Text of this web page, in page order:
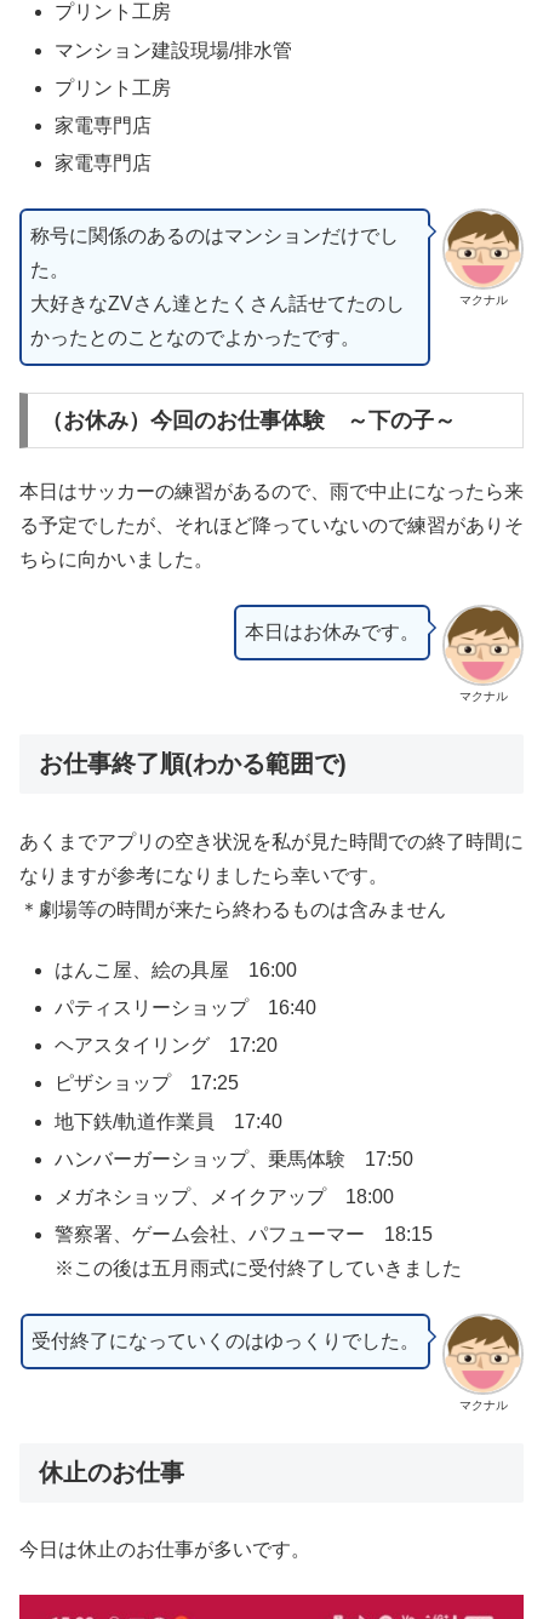
プリント工房
マンション建設現場/排水管
プリント工房
家電専門店
家電専門店
マクナル
称号に関係のあるのはマンションだけでし
た。
大好きなZVさん達とたくさん話せてたのし
かったとのことなのでよかったです。
（お休み）今回のお仕事体験 ～下の子～
本日はサッカーの練習があるので、雨で中止になったら来
る予定でしたが、それほど降っていないので練習がありそ
ちらに向かいました。
マクナル
本日はお休みです。
お仕事終了順(わかる範囲で)
あくまでアプリの空き状況を私が見た時間での終了時間に
なりますが参考になりましたら幸いです。
＊劇場等の時間が来たら終わるものは含みません
はんこ屋、絵の具屋 16:00
パティスリーショップ 16:40
ヘアスタイリング 17:20
ピザショップ 17:25
地下鉄/軌道作業員 17:40
ハンバーガーショップ、乗馬体験 17:50
メガネショップ、メイクアップ 18:00
警察署、ゲーム会社、パフューマー 18:15
※この後は五月雨式に受付終了していきました
マクナル
受付終了になっていくのはゆっくりでした。
休止のお仕事
今日は休止のお仕事が多いです。